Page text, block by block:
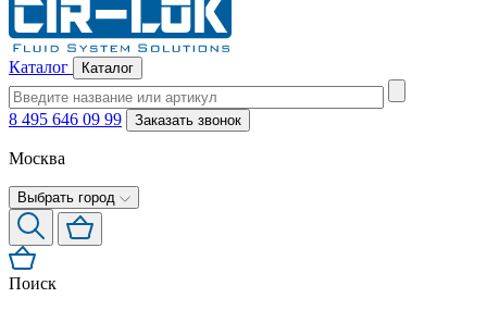
Каталог Каталог
8 495 646 09 99 Заказать звонок
Москва
Выбрать город
Поиск